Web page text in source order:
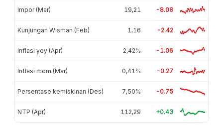
Impor (Mar) 19,21 -8.08
Kunjungan Wisman (Feb) 1,16 -2.42
Inflasi yoy (Apr) 2,42% -1.06
Inflasi mom (Mar) 0,41% -0.27
Persentase kemiskinan (Des) 7,50% -0.75
NTP (Apr) 112,29 +0.43